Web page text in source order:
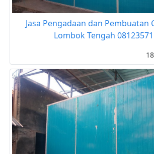
Jasa Pengadaan dan Pembuatan
Lombok Tengah